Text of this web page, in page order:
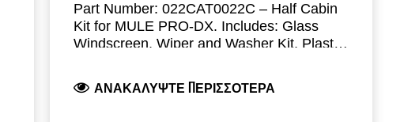
Part Number: 022CAT0022C – Half Cabin
Kit for MULE PRO-DX. Includes: Glass
Windscreen, Wiper and Washer Kit, Plastic
Rear Panel.
ΑΝΑΚΑΛΎΨΤΕ ΠΕΡΙΣΣΌΤΕΡΑ